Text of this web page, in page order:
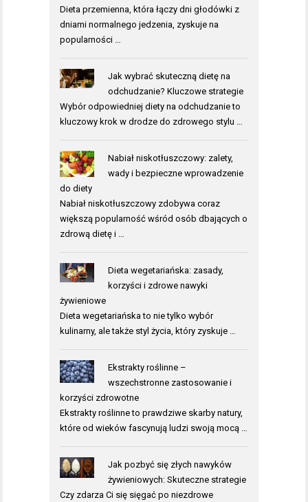
Dieta przemienna, która łączy dni głodówki z
dniami normalnego jedzenia, zyskuje na
popularności …
Jak wybrać skuteczną dietę na
odchudzanie? Kluczowe strategie
Wybór odpowiedniej diety na odchudzanie to
kluczowy krok w drodze do zdrowego stylu …
Nabiał niskotłuszczowy: zalety,
wady i bezpieczne wprowadzenie
do diety
Nabiał niskotłuszczowy zdobywa coraz
większą popularność wśród osób dbających o
zdrową dietę i …
Dieta wegetariańska: zasady,
korzyści i zdrowe nawyki
żywieniowe
Dieta wegetariańska to nie tylko wybór
kulinarny, ale także styl życia, który zyskuje …
Ekstrakty roślinne –
wszechstronne zastosowanie i
korzyści zdrowotne
Ekstrakty roślinne to prawdziwe skarby natury,
które od wieków fascynują ludzi swoją mocą …
Jak pozbyć się złych nawyków
żywieniowych: Skuteczne strategie
Czy zdarza Ci się sięgać po niezdrowe